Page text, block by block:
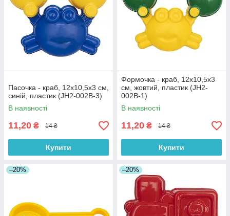
Пасочка - краб, 12x10,5x3 см,
синій, пластик (JH2-002В-3)
В наявності
11,20 ₴ 14 ₴
Купити
Формочка - краб, 12x10,5x3
см, жовтий, пластик (JH2-
002В-1)
В наявності
11,20 ₴ 14 ₴
Купити
–20% –20%